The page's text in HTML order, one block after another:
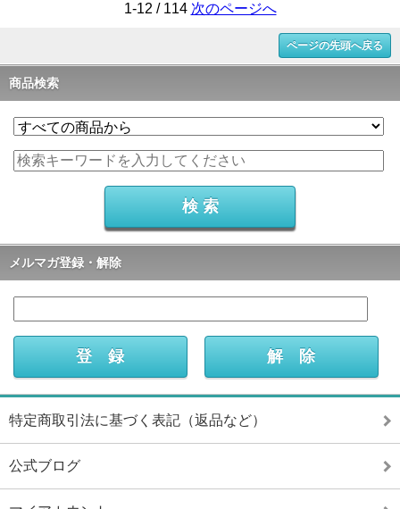
1-12 / 114 次のページへ
ページの先頭へ戻る
商品検索
メルマガ登録・解除
特定商取引法に基づく表記（返品など）
公式ブログ